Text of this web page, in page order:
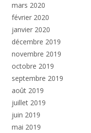
mars 2020
février 2020
janvier 2020
décembre 2019
novembre 2019
octobre 2019
septembre 2019
août 2019
juillet 2019
juin 2019
mai 2019